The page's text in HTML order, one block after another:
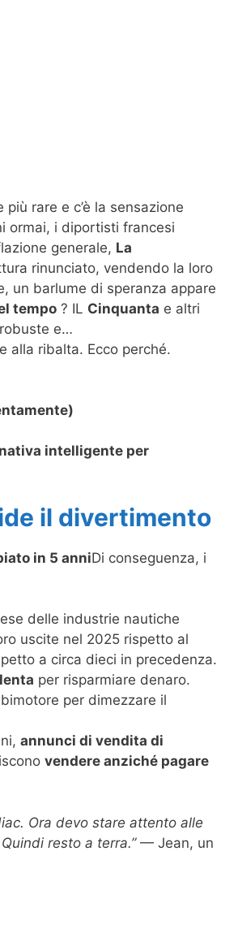
rare e c’è la sensazione
ormai, i diportisti francesi
generale, La
rinunciato, vendendo la loro
un barlume di speranza appare
tempo ? IL Cinquanta e altri
e…
alla ribalta. Ecco perché.
intelligente per
il divertimento
in 5 anniDi conseguenza, i
delle industrie nautiche
uscite nel 2025 rispetto al
a circa dieci in precedenza.
per risparmiare denaro.
per dimezzare il
annunci di vendita di
vendere anziché pagare
Ora devo stare attento alle
resto a terra.”— Jean, un